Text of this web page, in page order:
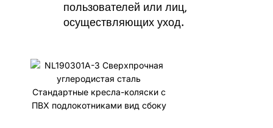
пользователей или лиц,
осуществляющих уход.